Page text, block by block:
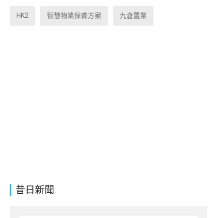
昔日新聞
HK2 智慧物業保養方案 九倉置業